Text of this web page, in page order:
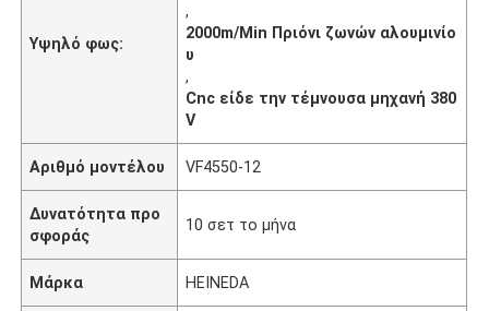
Υψηλό φως:
,
2000m/Min Πριόνι ζωνών αλουμινίο
υ
,
Cnc είδε την τέμνουσα μηχανή 380
V
Αριθμό μοντέλου VF4550-12
Δυνατότητα προ
σφοράς
10 σετ το μήνα
Μάρκα HEINEDA